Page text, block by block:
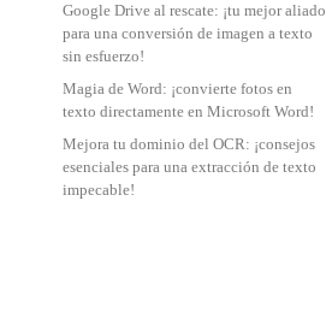
Google Drive al rescate: ¡tu mejor aliado
para una conversión de imagen a texto
sin esfuerzo!
Magia de Word: ¡convierte fotos en
texto directamente en Microsoft Word!
Mejora tu dominio del OCR: ¡consejos
esenciales para una extracción de texto
impecable!